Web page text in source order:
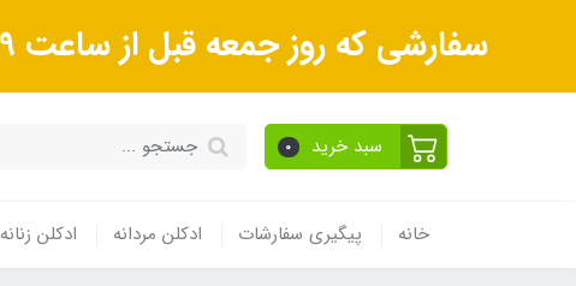
سفارشی که روز جمعه قبل از ساعت 9صبح ثبت می‌کنید روز شنبه و بعداز آن روز یکشنبه ارسال می‌شوند.
سبد خرید 0
خانه پیگیری سفارشات ادکلن مردانه ادکلن زنانه